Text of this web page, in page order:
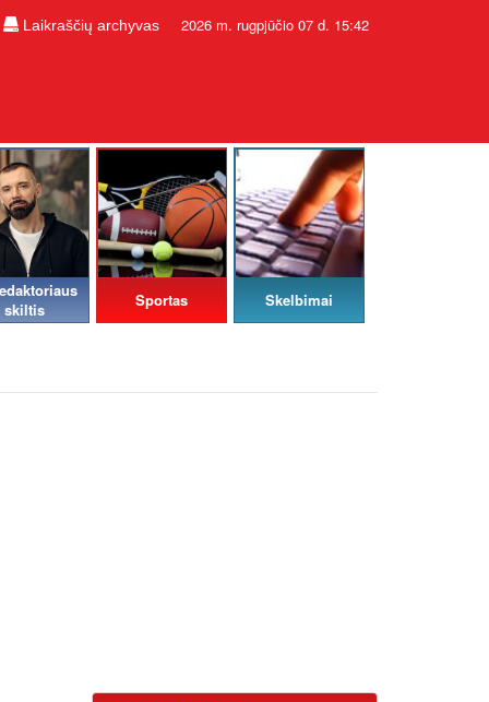
Laikraščių archyvas 2026 m. rugpjūčio 07 d. 15:42
skiltis
Sportas Skelbimai